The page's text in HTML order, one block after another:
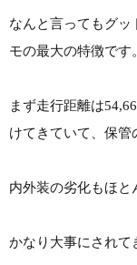
なんと言ってもグッ
モの最大の特徴です。
まず走行距離は
けてきていて、保
内外装の劣化もほと
かなり大事にされて